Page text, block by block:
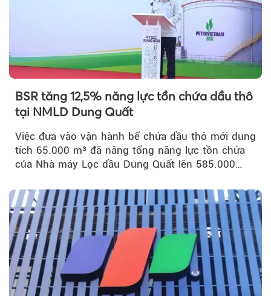
BSR tăng 12,5% năng lực tồn chứa dầu thô
tại NMLD Dung Quất
Việc đưa vào vận hành bể chứa dầu thô mới dung
tích 65.000 m³ đã nâng tổng năng lực tồn chứa
của Nhà máy Lọc dầu Dung Quất lên 585.000